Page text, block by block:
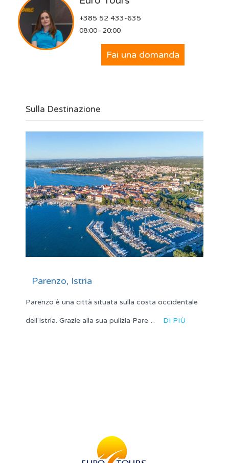
+385 52 433-635
08:00 - 20:00
Fai una domanda
Sulla Destinazione
Parenzo, Istria
Parenzo è una città situata sulla costa occidentale
dell'Istria. Grazie alla sua pulizia Pare… DI PIÙ